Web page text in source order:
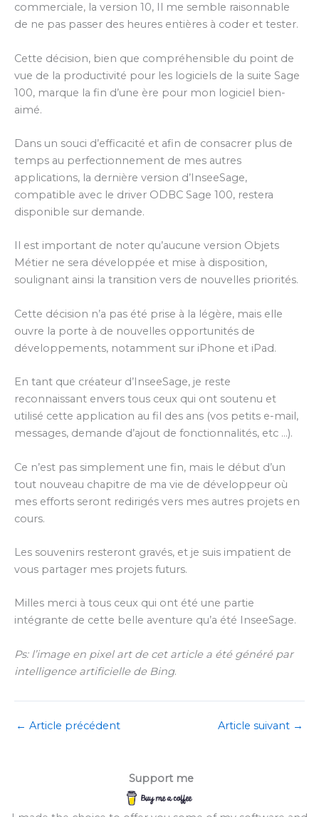
commerciale, la version 10, Il me semble raisonnable
de ne pas passer des heures entières à coder et tester.
Cette décision, bien que compréhensible du point de
vue de la productivité pour les logiciels de la suite Sage
100, marque la fin d’une ère pour mon logiciel bien-
aimé.
Dans un souci d’efficacité et afin de consacrer plus de
temps au perfectionnement de mes autres
applications, la dernière version d’InseeSage,
compatible avec le driver ODBC Sage 100, restera
disponible sur demande.
Il est important de noter qu’aucune version Objets
Métier ne sera développée et mise à disposition,
soulignant ainsi la transition vers de nouvelles priorités.
Cette décision n’a pas été prise à la légère, mais elle
ouvre la porte à de nouvelles opportunités de
développements, notamment sur iPhone et iPad.
En tant que créateur d’InseeSage, je reste
reconnaissant envers tous ceux qui ont soutenu et
utilisé cette application au fil des ans (vos petits e-mail,
messages, demande d’ajout de fonctionnalités, etc …).
Ce n’est pas simplement une fin, mais le début d’un
tout nouveau chapitre de ma vie de développeur où
mes efforts seront redirigés vers mes autres projets en
cours.
Les souvenirs resteront gravés, et je suis impatient de
vous partager mes projets futurs.
Milles merci à tous ceux qui ont été une partie
intégrante de cette belle aventure qu’a été InseeSage.
Ps: l’image en pixel art de cet article a été généré par
intelligence artificielle de Bing.
← Article précédent Article suivant →
Support me